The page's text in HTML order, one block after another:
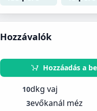
Hozzávalók
Hozzáadás a
10dkg vaj
3evőkanál méz